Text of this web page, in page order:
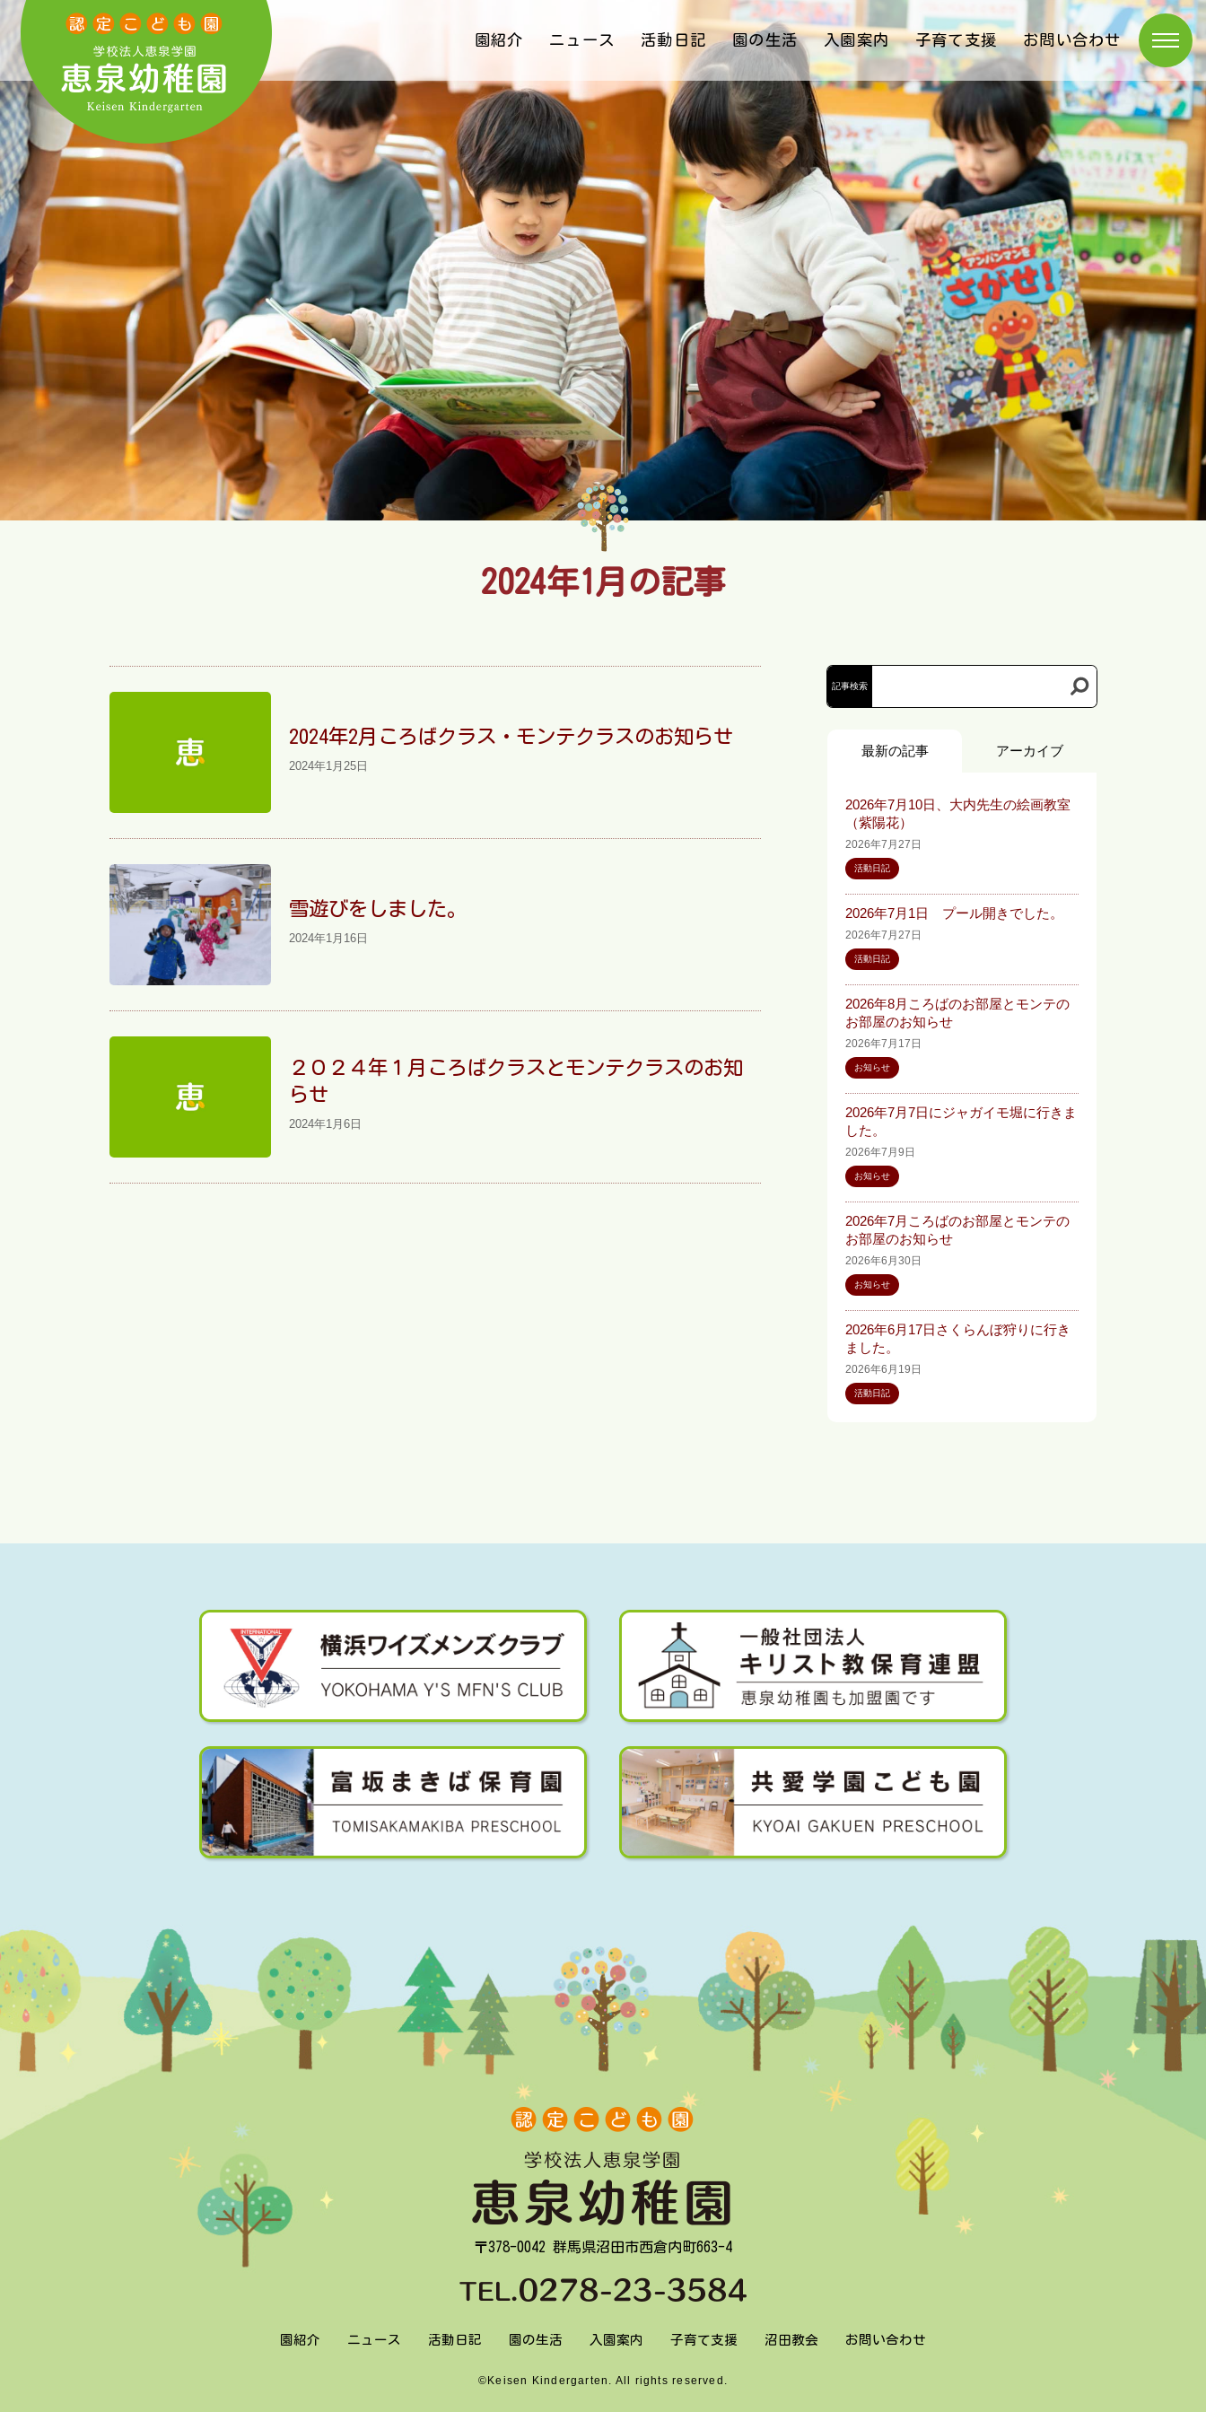
園紹介 ニュース 活動日記 園の生活 入園案内 子育て支援 お問い合わせ
トップページ
園紹介
ニュース
活動日記
園の生活
入園案内
子育て支援
お問い合わせ
2024年1月の記事
2024年2月ころばクラス・モンテクラスのお知らせ
2024年1月25日
雪遊びをしました。
2024年1月16日
２０２４年１月ころばクラスとモンテクラスのお知
らせ
2024年1月6日
記事検索
最新の記事 アーカイブ
2026年7月10日、大内先生の絵画教室
（紫陽花）
2026年7月27日
活動日記
2026年7月1日 プール開きでした。
2026年7月27日
活動日記
2026年8月ころばのお部屋とモンテの
お部屋のお知らせ
2026年7月17日
お知らせ
2026年7月7日にジャガイモ堀に行きま
した。
2026年7月9日
お知らせ
2026年7月ころばのお部屋とモンテの
お部屋のお知らせ
2026年6月30日
お知らせ
2026年6月17日さくらんぼ狩りに行き
ました。
2026年6月19日
活動日記
〒378-0042 群馬県沼田市西倉内町663-4
園紹介 ニュース 活動日記 園の生活 入園案内 子育て支援 沼田教会 お問い合わせ
©Keisen Kindergarten. All rights reserved.